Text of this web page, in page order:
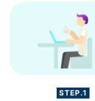
STEP.1